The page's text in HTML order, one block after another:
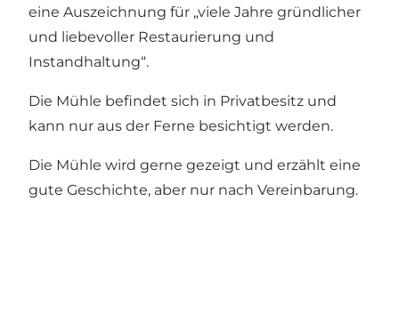
eine Auszeichnung für „viele Jahre gründlicher
und liebevoller Restaurierung und
Instandhaltung“.
Die Mühle befindet sich in Privatbesitz und
kann nur aus der Ferne besichtigt werden.
Die Mühle wird gerne gezeigt und erzählt eine
gute Geschichte, aber nur nach Vereinbarung.